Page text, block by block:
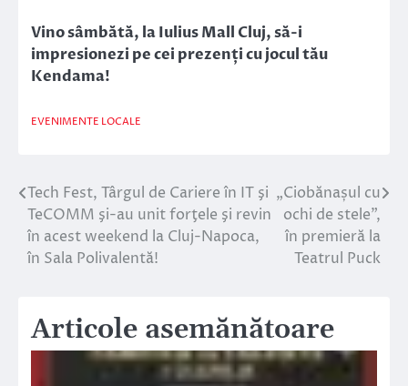
Vino sâmbătă, la Iulius Mall Cluj, să-i
impresionezi pe cei prezenți cu jocul tău
Kendama!
EVENIMENTE LOCALE
Navigare
în
articole
Tech Fest, Târgul de Cariere în IT şi
TeCOMM şi-au unit forţele şi revin
în acest weekend la Cluj-Napoca,
în Sala Polivalentă!
„Ciobănașul cu
ochi de stele”,
în premieră la
Teatrul Puck
Articole asemănătoare